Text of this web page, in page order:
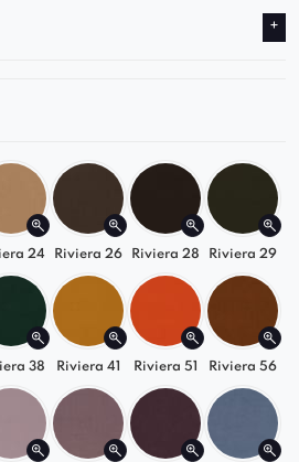
kolory sprawiają, że pasuje
długim siedzeniu.
elegancji i podkreślają
Idealnie sprawdzi się w
biurze czy kawiarni. Szeroka
na dopasowanie do
na obrotowej
24 Riviera 26 Riviera 28 Riviera 29
38 Riviera 41 Riviera 51 Riviera 56